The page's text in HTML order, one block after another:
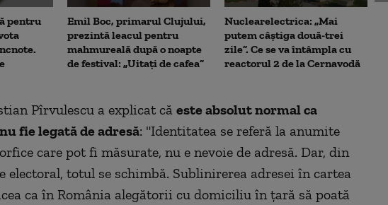
pentru
Emil Boc, primarul Clujului,
prezintă leacul pentru
mahmureală după o noapte
de festival: „Uitați de cafea”
Nuclearelectrica: „Mai
putem câștiga două-trei
zile”. Ce se va întâmpla cu
reactorul 2 de la Cernavodă
Pîrvulescu a explicat că este absolut normal ca
fie legată de adresă: "Identitatea se referă la anumite
care pot fi măsurate, nu e nevoie de adresă. Dar, din
electoral, totul se schimbă. Sublinirerea adresei în cartea
ca în România alegătorii cu domiciliu în țară să poată